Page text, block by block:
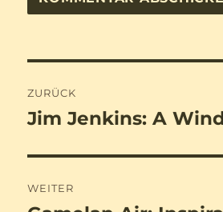
ZURÜCK
Vorheriger
Jim Jenkins: A
WEITER